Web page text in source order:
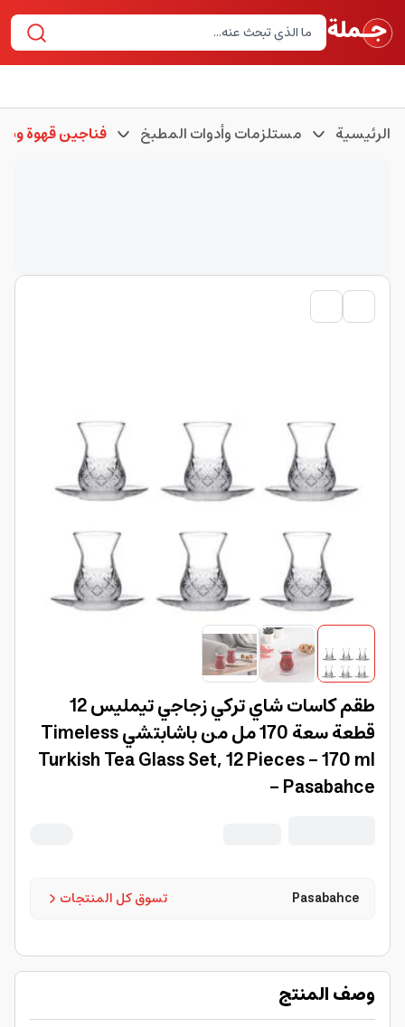
الرئيسية مستلزمات وأدوات المطبخ فناجين قهوة
طقم كاسات شاي تركي زجاجي تيمليس 12
قطعة سعة 170 مل من باشابتشي Timeless
Turkish Tea Glass Set, 12 Pieces – 170 ml
– Pasabahce
تسوق كل المنتجات Pasabahce
وصف المنتج